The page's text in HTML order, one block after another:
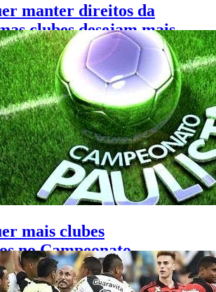
manter direitos da
clubes desejam mais
emissora
mais clubes
no Campeonato
2016